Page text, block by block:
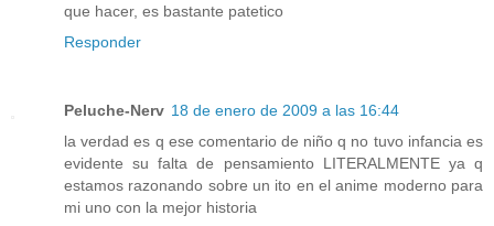
que hacer, es bastante patetico
Responder
Peluche-Nerv 18 de enero de 2009 a las 16:44
la verdad es q ese comentario de niño q no tuvo infancia es
evidente su falta de pensamiento LITERALMENTE ya q
estamos razonando sobre un ito en el anime moderno para
mi uno con la mejor historia